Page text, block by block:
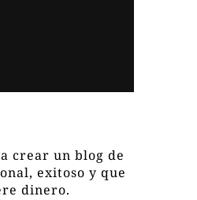
crear un blog de
exitoso y que
dinero.